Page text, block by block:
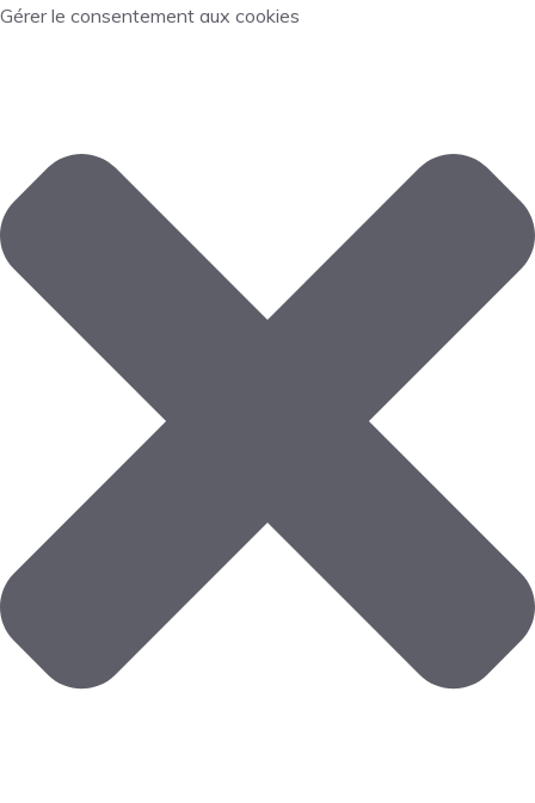
Gérer le consentement aux cookies